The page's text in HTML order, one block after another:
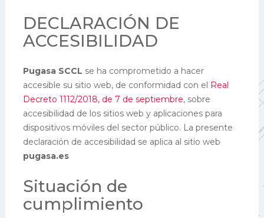
DECLARACIÓN DE
ACCESIBILIDAD
Pugasa SCCL se ha comprometido a hacer
accesible su sitio web, de conformidad con el Real
Decreto 1112/2018, de 7 de septiembre, sobre
accesibilidad de los sitios web y aplicaciones para
dispositivos móviles del sector público. La presente
declaración de accesibilidad se aplica al sitio web
pugasa.es
Situación de
cumplimiento